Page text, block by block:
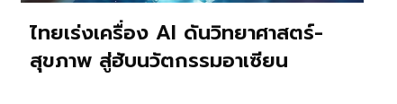
ไทยเร่งเครื่อง AI ดันวิทยาศาสตร์-
สุขภาพ สู่ฮับนวัตกรรมอาเซียน